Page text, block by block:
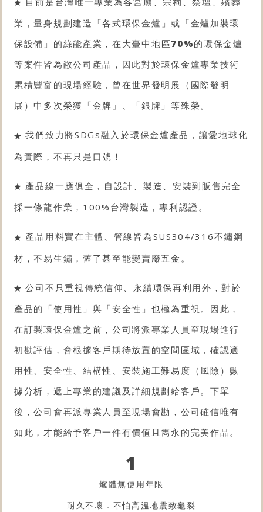
業，量身規劃建造「各式環保金爐 」或「金爐 加裝環
保設備 」的綠能產業，在大臺中地區70%的環保金爐
等案件皆為敝公司產品，因此對於環保金爐專業技術
累積豐富的現場經驗，曾在世界發明展（國際發明
展）中多次榮獲「金牌」、「銀牌」等殊榮。
我們致力將SDGs融入於環保金爐產品，讓愛地球化
為實際，不再只是口號！
產品線一應俱全，自設計、製造、安裝到販售完全
採一條龍作業，100%台灣製造，專利認證。
產品用料實在主體、管線皆為SUS304/316不鏽鋼
材，不易生鏽，舊了甚至能變賣廢五金。
公司不只重視傳統信仰、永續環保再利用外，對於
產品的「使用性」與「安全性」也極為重視。因此，
在訂製環保金爐之前，公司將派專業人員至現場進行
初勘評估，會根據客戶期待放置的空間區域，確認適
用性、安全性、結構性、安裝施工難易度（風險）數
據分析，遞上專業的建議及詳細規劃給客戶。下單
後，公司會再派專業人員至現場會勘，公司確信唯有
如此，才能給予客戶一件有價值且雋永的完美作品。
1
爐體無使用年限
耐久不壞．不怕高溫地震致龜裂